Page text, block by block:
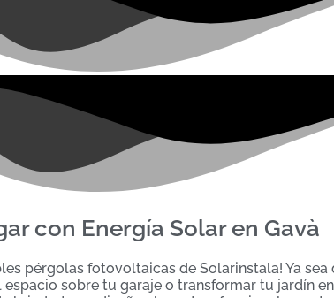
con Energía Solar en Gavà
pérgolas fotovoltaicas de Solarinstala! Ya
sobre tu garaje o transformar tu jardín